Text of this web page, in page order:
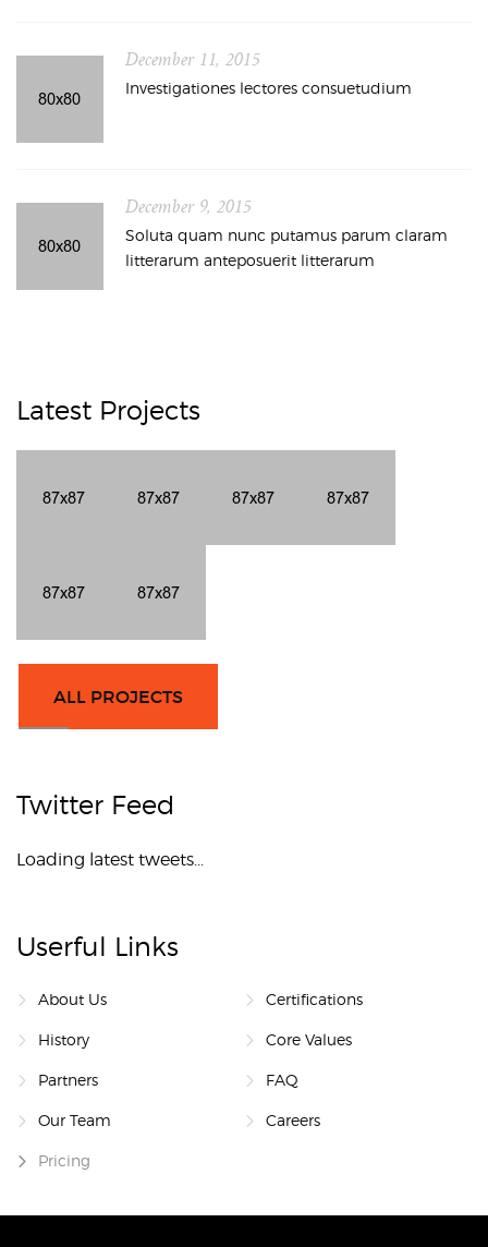
December 11, 2015
Investigationes lectores consuetudium
December 9, 2015
Soluta quam nunc putamus parum claram
litterarum anteposuerit litterarum
Latest Projects
ALL PROJECTS
Twitter Feed
Loading latest tweets...
Userful Links
About Us Certifications
History Core Values
Partners FAQ
Our Team Careers
Pricing